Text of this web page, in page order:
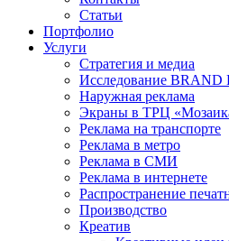
Статьи
Портфолио
Услуги
Стратегия и медиа
Исследование BRAND
Наружная реклама
Экраны в ТРЦ
Реклама на транспорте
Реклама в метро
Реклама в СМИ
Реклама в интернете
Распространение
Производство
Креатив